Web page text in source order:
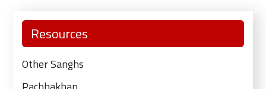
Primary
Sidebar
Resources
Other Sanghs